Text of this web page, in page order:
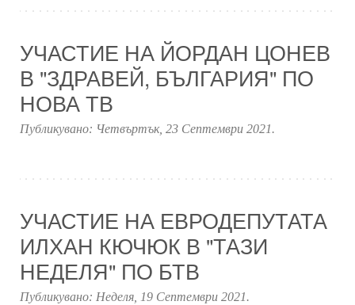
УЧАСТИЕ НА ЙОРДАН ЦОНЕВ
В "ЗДРАВЕЙ, БЪЛГАРИЯ" ПО
НОВА ТВ
Публикувано: Четвъртък, 23 Септември 2021.
УЧАСТИЕ НА ЕВРОДЕПУТАТА
ИЛХАН КЮЧЮК В "ТАЗИ
НЕДЕЛЯ" ПО БТВ
Публикувано: Неделя, 19 Септември 2021.